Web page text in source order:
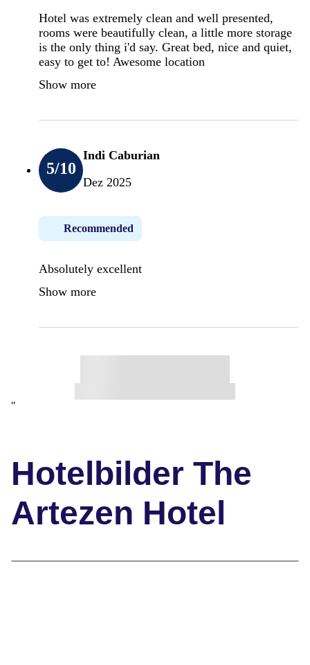
Hotel was extremely clean and well presented,
rooms were beautifully clean, a little more storage
is the only thing i'd say. Great bed, nice and quiet,
easy to get to! Awesome location
Show more
5/10
Indi Caburian
Dez 2025
Recommended
Absolutely excellent
Show more
"
Hotelbilder The
Artezen Hotel